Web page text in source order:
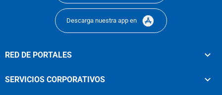
Descarga nuestra app en
RED DE PORTALES
SERVICIOS CORPORATIVOS